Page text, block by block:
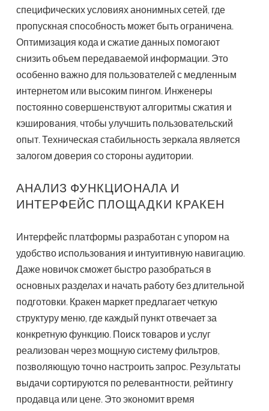
специфических условиях анонимных сетей, где
пропускная способность может быть ограничена.
Оптимизация кода и сжатие данных помогают
снизить объем передаваемой информации. Это
особенно важно для пользователей с медленным
интернетом или высоким пингом. Инженеры
постоянно совершенствуют алгоритмы сжатия и
кэширования, чтобы улучшить пользовательский
опыт. Техническая стабильность зеркала является
залогом доверия со стороны аудитории.
АНАЛИЗ ФУНКЦИОНАЛА И
ИНТЕРФЕЙС ПЛОЩАДКИ КРАКЕН
Интерфейс платформы разработан с упором на
удобство использования и интуитивную навигацию.
Даже новичок сможет быстро разобраться в
основных разделах и начать работу без длительной
подготовки. Кракен маркет предлагает четкую
структуру меню, где каждый пункт отвечает за
конкретную функцию. Поиск товаров и услуг
реализован через мощную систему фильтров,
позволяющую точно настроить запрос. Результаты
выдачи сортируются по релевантности, рейтингу
продавца или цене. Это экономит время